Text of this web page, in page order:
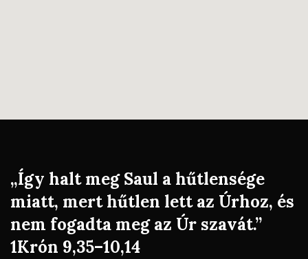
„Így halt meg Saul a hűtlensége
miatt, mert hűtlen lett az Úrhoz, és
nem fogadta meg az Úr szavát.”
1Krón 9,35–10,14